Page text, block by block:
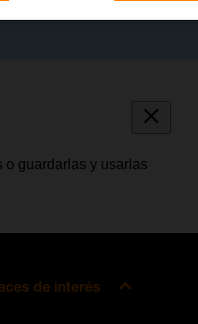
o guardarlas y usarlas
de interés